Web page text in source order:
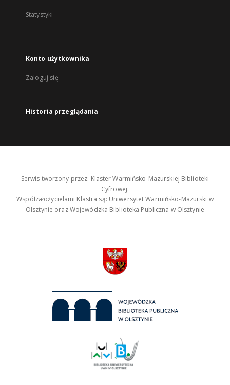
Statystyki
Konto użytkownika
Zaloguj się
Historia przeglądania
Serwis tworzony przez: Klaster Warmińsko-Mazurskiej Biblioteki
Cyfrowej.
Współzałożycielami Klastra są: Uniwersytet Warmińsko-Mazurski w
Olsztynie oraz Wojewódzka Biblioteka Publiczna w Olsztynie